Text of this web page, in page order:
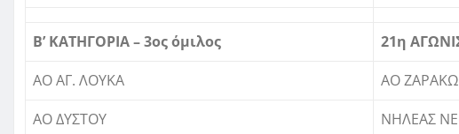
Β’ ΚΑΤΗΓΟΡΙΑ – 3ος όμιλος 21η
ΑΟ ΑΓ. ΛΟΥΚΑ
ΑΟ
ΑΟ ΔΥΣΤΟΥ
ΝΗΛΕΑΣ